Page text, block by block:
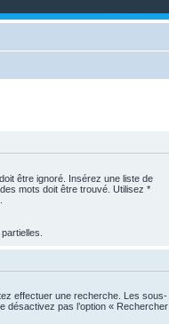
être ignoré. Insérez une liste de
mots doit être trouvé. Utilisez *
effectuer une recherche. Les sous-
désactivez pas l’option « Rechercher